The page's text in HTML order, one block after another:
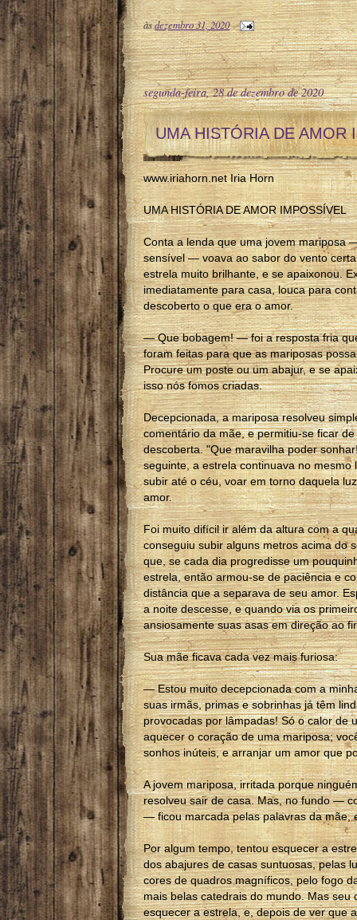
àsdezembro 31, 2020
segunda-feira, 28 de dezembro de 2020
UMA HISTÓRIA DE AMOR
www.iriahorn.net Iria Horn
UMA HISTÓRIA DE AMOR IMPOSSÍVEL
Conta a lenda que uma jovem mariposa
sensível — voava ao sabor do vento
estrela muito brilhante, e se apaixonou.
imediatamente para casa, louca para
descoberto o que era o amor.
— Que bobagem! — foi a resposta fria
foram feitas para que as mariposas
Procure um poste ou um abajur, e se
isso nós fomos criadas.
Decepcionada, a mariposa resolveu
comentário da mãe, e permitiu-se ficar
descoberta. "Que maravilha poder
seguinte, a estrela continuava no mesmo
subir até o céu, voar em torno daquela
amor.
Foi muito difícil ir além da altura com a
conseguiu subir alguns metros acima do
que, se cada dia progredisse um
estrela, então armou-se de paciência e
distância que a separava de seu amor.
a noite descesse, e quando via os
ansiosamente suas asas em direção ao
Sua mãe ficava cada vez mais furiosa:
— Estou muito decepcionada com a
suas irmãs, primas e sobrinhas já têm
provocadas por lâmpadas! Só o calor de
aquecer o coração de uma mariposa;
sonhos inúteis, e arranjar um amor que
A jovem mariposa, irritada porque
resolveu sair de casa. Mas, no fundo —
— ficou marcada pelas palavras da mãe,
Por algum tempo, tentou esquecer a
dos abajures de casas suntuosas, pelas
cores de quadros magníficos, pelo fogo
mais belas catedrais do mundo. Mas seu
esquecer a estrela, e, depois de ver que